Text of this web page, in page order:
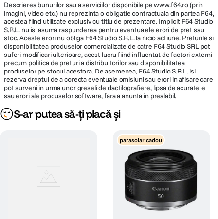
DIMENSIUNE / GREUTATE:
Diametru
maxim
64.3 mm
Lungime 74.6 mm
Greutate 571 g
DETALII PRODUCATOR
Descrierea bunurilor sau a serviciilor disponibile pewww.f64.ro(prin
imagini, video etc.) nu reprezinta o obligatie contractuala din partea F64,
acestea fiind utilizate exclusiv cu titlu de prezentare. Implicit F64 Studio
S.R.L. nu isi asuma raspunderea pentru eventualele erori de pret sau
stoc. Aceste erori nu obliga F64 Studio S.R.L. la nicio actiune. Preturile si
disponibilitatea produselor comercializate de catre F64 Studio SRL pot
suferi modificari ulterioare, acest lucru fiind influentat de factori externi
precum politica de preturi a distribuitorilor sau disponibilitatea
produselor pe stocul acestora. De asemenea, F64 Studio S.R.L. isi
rezerva dreptul de a corecta eventuale omisiuni sau erori in afisare care
pot surveni in urma unor greseli de dactilografiere, lipsa de acuratete
sau erori ale produselor software, fara a anunta in prealabil.
S-ar putea să-ți placă și
parasolar cadou